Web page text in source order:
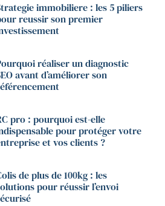
immobiliere : les 5 piliers
reussir son premier
réaliser un diagnostic
avant d’améliorer son
pro : pourquoi est-elle
pour protéger votre
et vos clients ?
de plus de 100kg : les
pour réussir l’envoi